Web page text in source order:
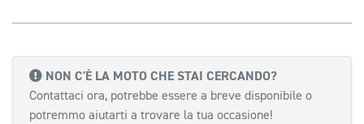
NON C'È LA MOTO CHE STAI CERCANDO?
Contattaci ora, potrebbe essere a breve disponibile o
potremmo aiutarti a trovare la tua occasione!